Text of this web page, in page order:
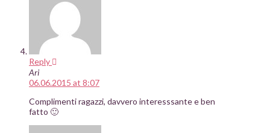
Reply
Ari
06.06.2015 at 8:07
Complimenti ragazzi, davvero interesssante e ben
fatto 🙂